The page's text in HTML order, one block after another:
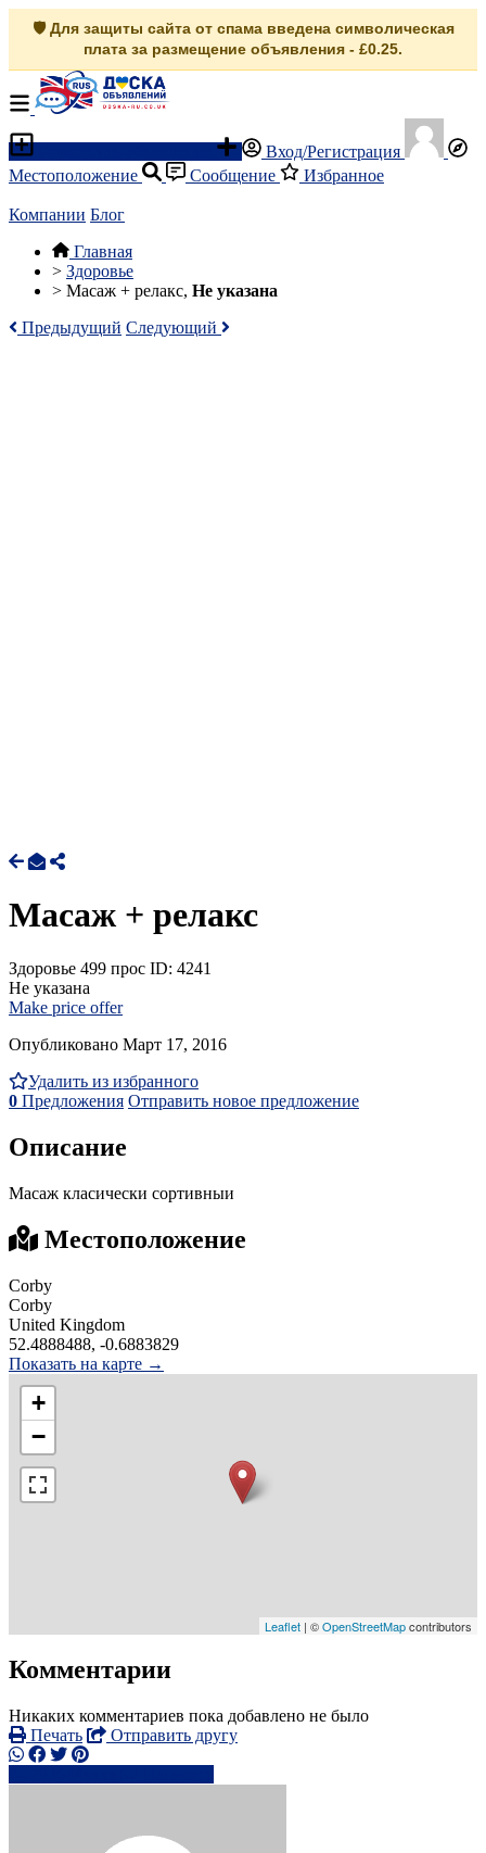
🛡️ Для защиты сайта от спама введена символическая
плата за размещение объявления - £0.25.
Вход/Регистрация
Местоположение
Сообщение Избранное
Компании Блог
Главная
> Здоровье
> Масаж + релакс, Не указана
Предыдущий Следующий
Масаж + релакс
Здоровье 499 прос ID: 4241
Не указана
Make price offer
Опубликовано Март 17, 2016
Удалить из избранного
0 Предложения Отправить новое предложение
Описание
Масаж класически сортивныи
Местоположение
Corby
Corby
United Kingdom
52.4888488, -0.6883829
Показать на карте →
+
−
Leaflet | ©OpenStreetMapcontributors
Комментарии
Никаких комментариев пока добавлено не было
Печать
Отправить другу